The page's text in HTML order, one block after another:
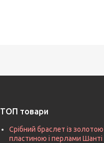
ТОП товари
Срібний браслет із золотою
пластиною і перлами Шанті